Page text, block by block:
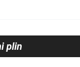
plin